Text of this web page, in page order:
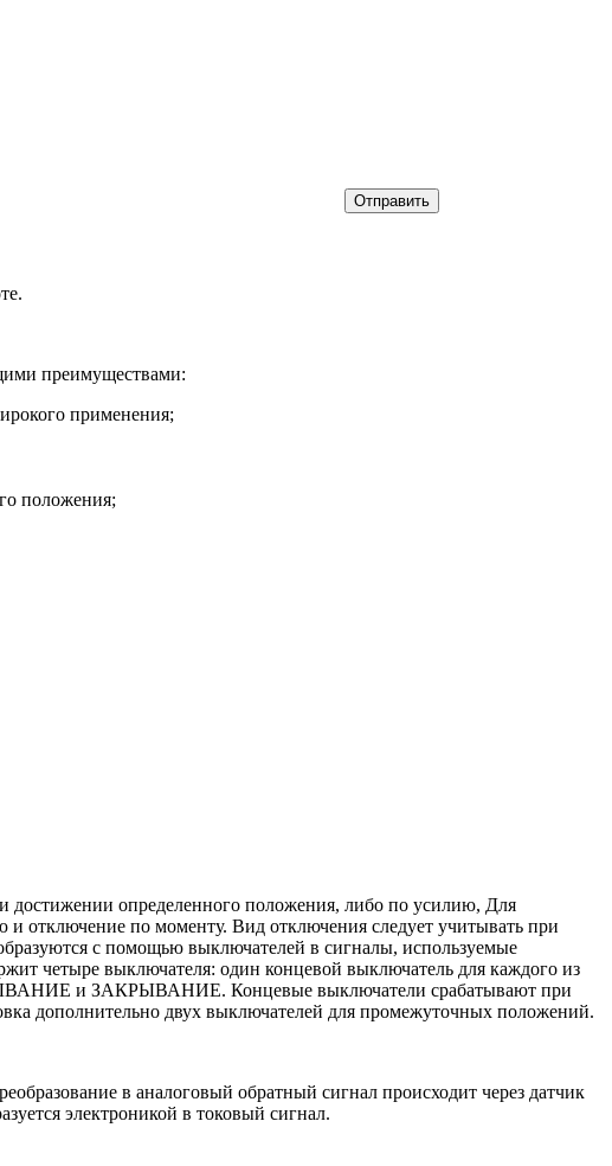
преимуществами:
применения;
положения;
достижении определенного положения, либо по усилию, Для
отключение по моменту. Вид отключения следует учитывать при
с помощью выключателей в сигналы, используемые
четыре выключателя: один концевой выключатель для каждого из
и ЗАКРЫВАНИЕ. Концевые выключатели срабатывают при
дополнительно двух выключателей для промежуточных положений.
в аналоговый обратный сигнал происходит через датчик
электроникой в токовый сигнал.